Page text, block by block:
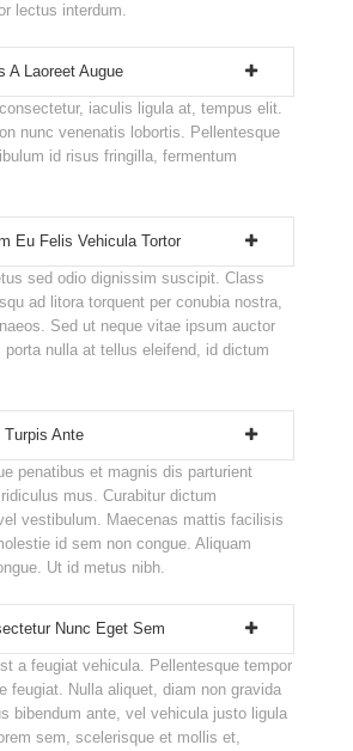
lectus interdum.
A Laoreet Augue
iaculis ligula at, tempus elit.
nunc venenatis lobortis. Pellentesque
id risus fringilla, fermentum
Eu Felis Vehicula Tortor
sed odio dignissim suscipit. Class
ad litora torquent per conubia nostra,
Sed ut neque vitae ipsum auctor
nulla at tellus eleifend, id dictum
Turpis Ante
penatibus et magnis dis parturient
mus. Curabitur dictum
vestibulum. Maecenas mattis facilisis
id sem non congue. Aliquam
Ut id metus nibh.
Nunc Eget Sem
a feugiat vehicula. Pellentesque tempor
feugiat. Nulla aliquet, diam non gravida
bibendum ante, vel vehicula justo ligula
sem, scelerisque et mollis et,